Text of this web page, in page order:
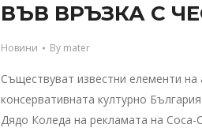
ВЪВ ВРЪЗКА С
Новини By mater
Съществуват известни елементи на
консервативната културно
Дядо Коледа на рекламата на Coca-